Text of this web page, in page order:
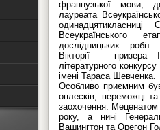
французької мови,
лауреата
Всеукраїнського
дослідницьких
Вікторії – призера
літературного
імені Тараса Шевченка.
Особливо приємним
оплесків, переможці
заохочення. Меценатом
року, а нині
Вашингтон та Орегон